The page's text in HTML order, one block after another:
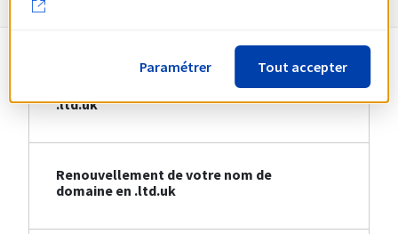
Création de votre nom de domaine en
.ltd.uk
Renouvellement de votre nom de
domaine en .ltd.uk
Paramétrer Tout accepter